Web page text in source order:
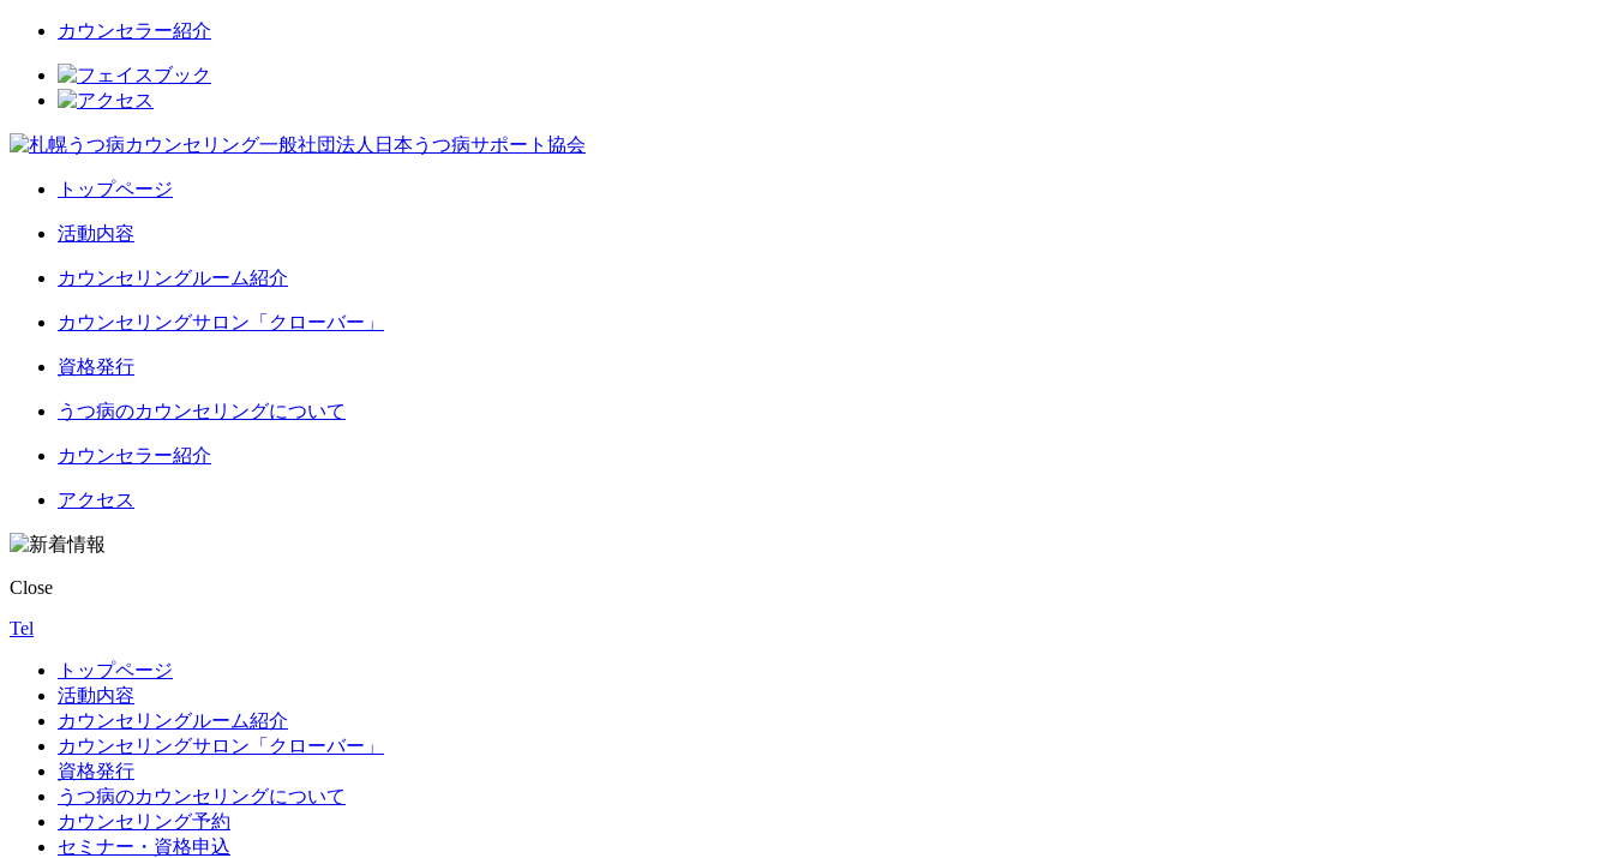
カウンセラー紹介
トップページ
活動内容
カウンセリングルーム紹介
カウンセリングサロン「クローバー」
資格発行
うつ病のカウンセリングについて
カウンセラー紹介
アクセス
Close
Tel
トップページ
活動内容
カウンセリングルーム紹介
カウンセリングサロン「クローバー」
資格発行
うつ病のカウンセリングについて
カウンセリング予約
セミナー・資格申込